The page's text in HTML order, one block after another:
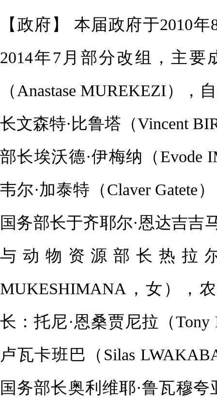
【政府】 本届政府于2010
2014年7月部分改组，主
（Anastase MUREKEZI）
长文森特·比鲁塔（Vincent
部长埃沃德·伊梅纳（Evode
韦尔·加泰特（Claver Gatete
国务部长于齐耶尔·恩达吉吉
与动物资源部长热拉
MUKESHIMANA，女），
长：托尼·恩桑贾尼拉（
卢瓦卡班巴（Silas
国务部长奥利维耶·鲁瓦穆